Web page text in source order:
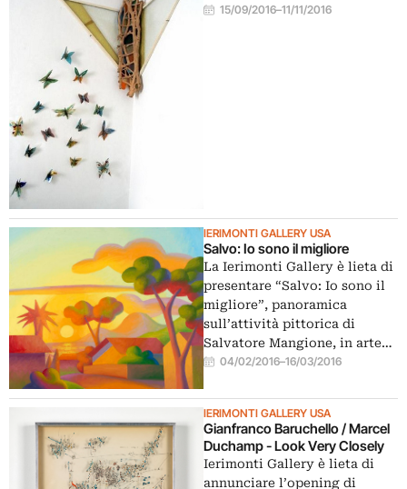
15/09/2016–11/11/2016
IERIMONTI GALLERY USA
Salvo: Io sono il migliore
La Ierimonti Gallery è lieta di
presentare “Salvo: Io sono il
migliore”, panoramica
sull’attività pittorica di
Salvatore Mangione, in arte…
04/02/2016–16/03/2016
IERIMONTI GALLERY USA
Gianfranco Baruchello / Marcel
Duchamp - Look Very Closely
Ierimonti Gallery è lieta di
annunciare l’opening di